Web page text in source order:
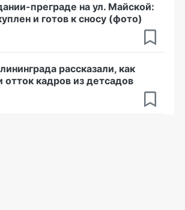
преграде на ул. Майской:
и готов к сносу (фото)
рассказали, как
отток кадров из детсадов